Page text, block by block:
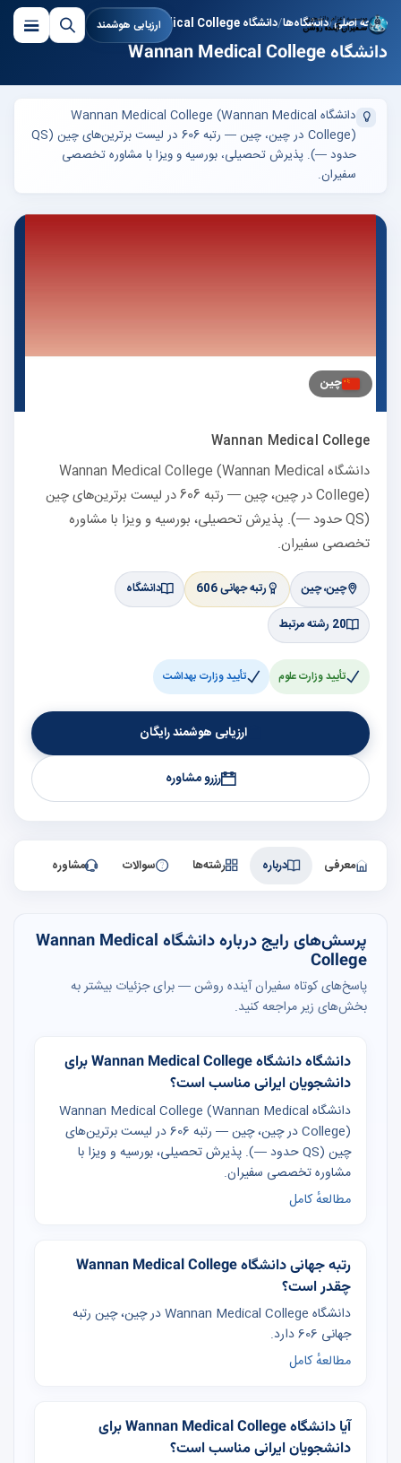
ارزیابی هوشمند صفحه اصلی دانشگاه‌ها دانشگاه Wannan Medical College
دانشگاه Wannan Medical College
دانشگاه Wannan Medical College (Wannan Medical
College) در چین، چین — رتبه 606 در لیست برترین‌های چین (QS
حدود —). پذیرش تحصیلی، بورسیه و ویزا با مشاوره تخصصی
سفیران.
Wannan Medical College
دانشگاه Wannan Medical College (Wannan Medical
College) در چین، چین — رتبه 606 در لیست برترین‌های چین
(QS حدود —). پذیرش تحصیلی، بورسیه و ویزا با مشاوره
تخصصی سفیران.
چین، چین رتبه جهانی 606
دانشگاه
20 رشته مرتبط
تأیید وزارت علوم تأیید وزارت بهداشت
ارزیابی هوشمند رایگان
رزرو مشاوره
چین
معرفی درباره رشته‌ها سوالات مشاوره
پرسش‌های رایج درباره دانشگاه Wannan Medical
College
پاسخ‌های کوتاه سفیران آینده روشن — برای جزئیات بیشتر به
بخش‌های زیر مراجعه کنید.
دانشگاه دانشگاه Wannan Medical College برای
دانشجویان ایرانی مناسب است؟
دانشگاه Wannan Medical College (Wannan Medical
College) در چین، چین — رتبه 606 در لیست برترین‌های
چین (QS حدود —). پذیرش تحصیلی، بورسیه و ویزا با
مشاوره تخصصی سفیران.
مطالعهٔ کامل
رتبه جهانی دانشگاه Wannan Medical College
چقدر است؟
دانشگاه Wannan Medical College در چین، چین رتبه
جهانی 606 دارد.
مطالعهٔ کامل
آیا دانشگاه Wannan Medical College برای
دانشجویان ایرانی مناسب است؟